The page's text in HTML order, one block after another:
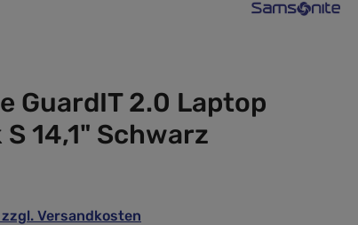
GuardIT 2.0 Laptop
14,1" Schwarz
Versandkosten